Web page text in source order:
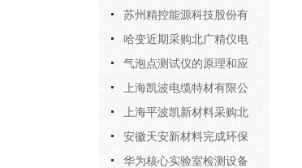
苏州精控能源科技股份有
限公司采购北广精仪两台电
性能检测设备
哈变近期采购北广精仪电
压击穿试验仪100KV设备
气泡点测试仪的原理和应
用
上海凯波电缆特材有限公
司采购北广精仪高压漏电起
痕设备
上海平波凯新材料采购北
广精仪BDJC-100KV耐电压
测试仪
安徽天安新材料完成环保
检测体系升级 采购北广精仪
华为核心实验室检测设备